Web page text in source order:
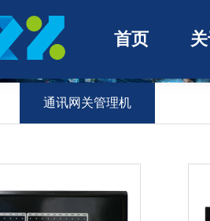
首页
通讯网关管理机